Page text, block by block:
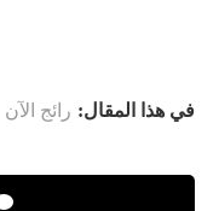
في هذا المقال: رائج الآن